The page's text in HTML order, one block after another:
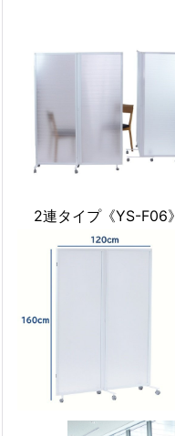
2連タイプ《YS-F06》